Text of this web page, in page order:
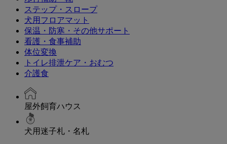
ステップ・スロープ
犬用フロアマット
保温・防寒・その他サポート
看護・食事補助
体位変換
トイレ排泄ケア・おむつ
介護食
屋外飼育ハウス
犬用迷子札・名札